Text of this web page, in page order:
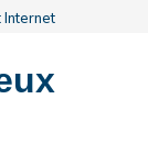
Internet